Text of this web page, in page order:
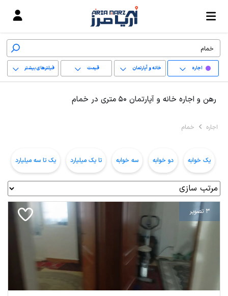
اجاره خانه و آپارتمان قیمت فیلترهای بیشتر
رهن و اجاره خانه و آپارتمان 50 متری در خمام
اجاره خمام
یک خوابه دو خوابه سه خوابه تا یک میلیارد یک تا سه میلیارد
3 تصویر